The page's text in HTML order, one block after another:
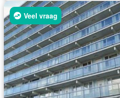
Veel vraag